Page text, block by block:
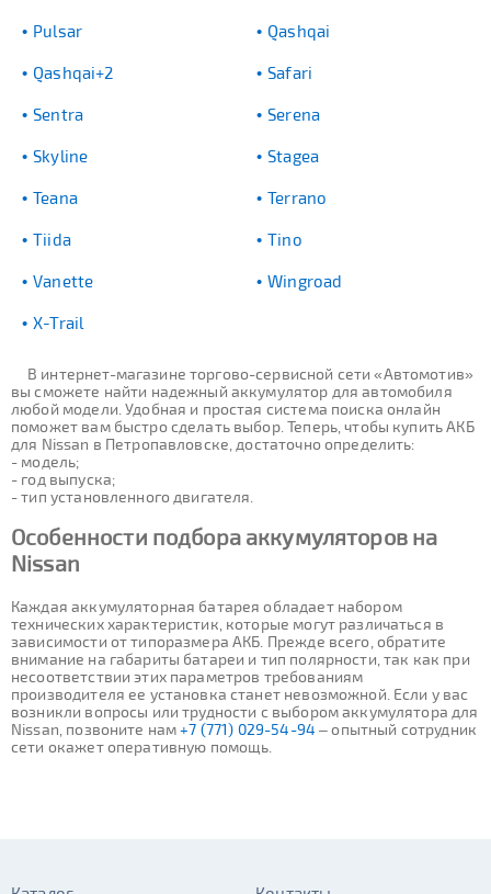
Pulsar Qashqai
Qashqai+2 Safari
Sentra Serena
Skyline Stagea
Teana Terrano
Tiida Tino
Vanette Wingroad
X-Trail
В интернет-магазине торгово-сервисной сети «Автомотив»
вы сможете найти надежный аккумулятор для автомобиля
любой модели. Удобная и простая система поиска онлайн
поможет вам быстро сделать выбор. Теперь, чтобы купить АКБ
для Nissan в Петропавловске, достаточно определить:
- модель;
- год выпуска;
- тип установленного двигателя.
Особенности подбора аккумуляторов на
Nissan
Каждая аккумуляторная батарея обладает набором
технических характеристик, которые могут различаться в
зависимости от типоразмера АКБ. Прежде всего, обратите
внимание на габариты батареи и тип полярности, так как при
несоответствии этих параметров требованиям
производителя ее установка станет невозможной. Если у вас
возникли вопросы или трудности с выбором аккумулятора для
Nissan, позвоните нам+7 (771) 029-54-94 – опытный сотрудник
сети окажет оперативную помощь.